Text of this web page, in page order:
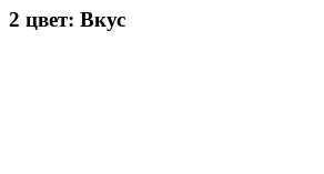
2 цвет: Вкус